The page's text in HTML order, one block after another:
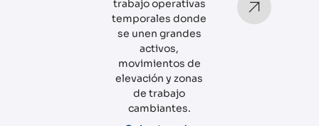
trabajo operativas
temporales donde
se unen grandes
activos,
movimientos de
elevación y zonas
de trabajo
cambiantes.